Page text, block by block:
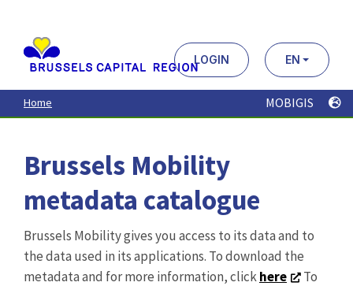
contenu
principal
LOGIN EN
Home MOBIGIS
Brussels Mobility
metadata catalogue
Brussels Mobility gives you access to its data and to
the data used in its applications. To download the
metadata and for more information, clickhere
To